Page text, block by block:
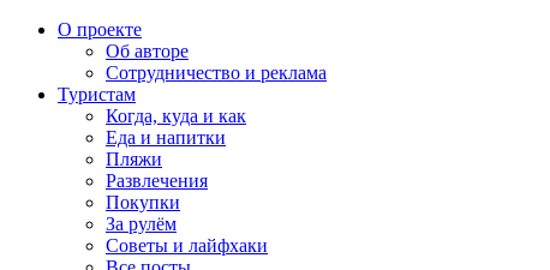
О проекте
Об авторе
Сотрудничество и реклама
Туристам
Когда, куда и как
Еда и напитки
Пляжи
Развлечения
Покупки
За рулём
Советы и лайфхаки